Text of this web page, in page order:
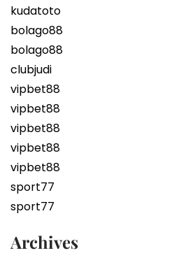
kudatoto
bolago88
bolago88
clubjudi
vipbet88
vipbet88
vipbet88
vipbet88
vipbet88
sport77
sport77
Archives